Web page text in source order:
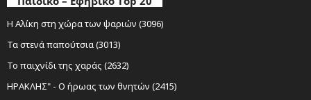
Η Αλίκη στη χώρα των ψαριών (3096)
Τα στενά παπούτσια (3013)
Το παιχνίδι της χαράς (2632)
ΗΡΑΚΛΗΣ" - Ο ήρωας των θνητών (2415)